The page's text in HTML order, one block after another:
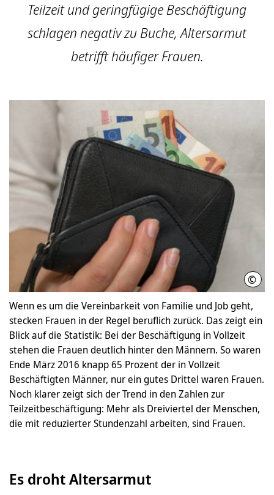
Teilzeit und geringfügige Beschäftigung
schlagen negativ zu Buche, Altersarmut
betrifft häufiger Frauen.
©
Wenn es um die Vereinbarkeit von Familie und Job geht,
stecken Frauen in der Regel beruflich zurück. Das zeigt ein
Blick auf die Statistik: Bei der Beschäftigung in Vollzeit
stehen die Frauen deutlich hinter den Männern. So waren
Ende März 2016 knapp 65 Prozent der in Vollzeit
Beschäftigten Männer, nur ein gutes Drittel waren Frauen.
Noch klarer zeigt sich der Trend in den Zahlen zur
Teilzeitbeschäftigung: Mehr als Dreiviertel der Menschen,
die mit reduzierter Stundenzahl arbeiten, sind Frauen.
Es droht Altersarmut